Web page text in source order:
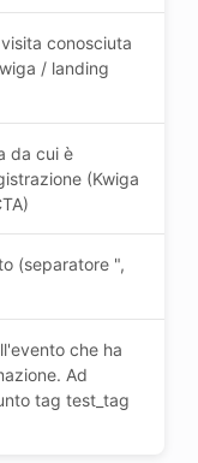
conosciuta
/ landing
da cui è
(Kwiga
(separatore ",
che ha
Ad
tag test_tag